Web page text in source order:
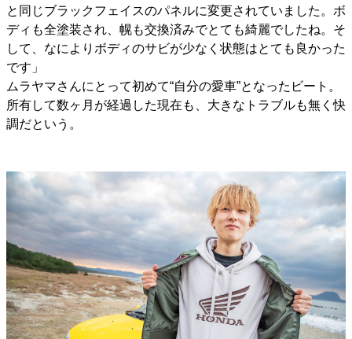
と同じブラックフェイスのパネルに変更されていました。ボ
ディも全塗装され、幌も交換済みでとても綺麗でしたね。そ
して、なによりボディのサビが少なく状態はとても良かった
です」
ムラヤマさんにとって初めて“自分の愛車”となったビート。
所有して数ヶ月が経過した現在も、大きなトラブルも無く快
調だという。